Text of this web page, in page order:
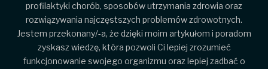
profilaktyki chorób, sposobów utrzymania zdrowia oraz
rozwiązywania najczęstszych problemów zdrowotnych.
Jestem przekonany/-a, że dzięki moim artykułom i poradom
zyskasz wiedzę, która pozwoli Ci lepiej zrozumieć
funkcjonowanie swojego organizmu oraz lepiej zadbać o